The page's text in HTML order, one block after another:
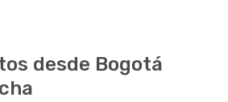
desde Bogotá